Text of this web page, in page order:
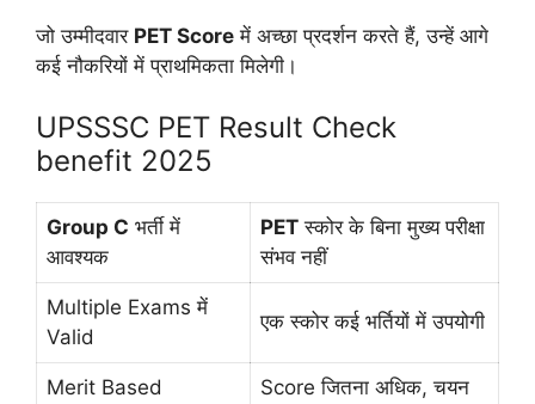
जो उम्मीदवार PET Score में अच्छा प्रदर्शन करते हैं, उन्हें आगे
कई नौकरियों में प्राथमिकता मिलेगी।
UPSSSC PET Result Check
benefit 2025
Group C भर्ती में
आवश्यक
PET स्कोर के बिना मुख्य परीक्षा
संभव नहीं
Multiple Exams में
Valid
एक स्कोर कई भर्तियों में उपयोगी
Merit Based
Score जितना अधिक, चयन